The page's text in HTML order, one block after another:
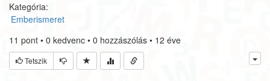
Kategória:
Emberismeret
11 pont • 0 kedvenc • 0 hozzászólás • 12 éve
Tetszik